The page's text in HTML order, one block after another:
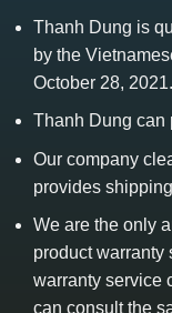
Thanh Dung is
by the
October 28, 2021.
Thanh Dung can
Our company
provides
We are the only
product warranty
warranty service
can consult the